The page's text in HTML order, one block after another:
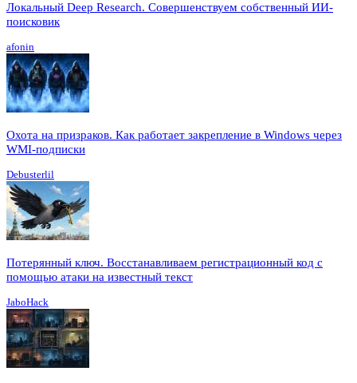
Локальный Deep Research. Совершенствуем собственный ИИ-
поисковик
afonin
Охота на призраков. Как работает закрепление в Windows через
WMI-подписки
Debusterlil
Потерянный ключ. Восстанавливаем регистрационный код с
помощью атаки на известный текст
JaboHack